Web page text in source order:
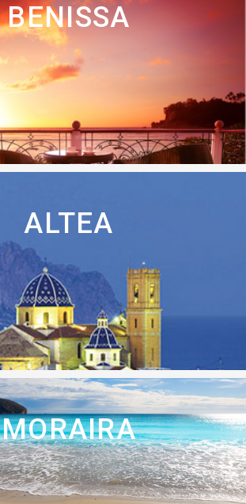
BENISSA
ALTEA
MORAIRA